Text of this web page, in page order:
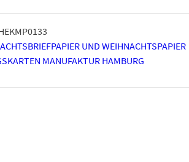
UND WEIHNACHTSPAPIER
MANUFAKTUR HAMBURG